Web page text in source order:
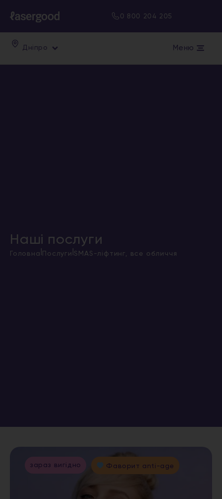
0 800 204 205
Дніпро Меню
Наші послуги
Головна Послуги SMAS-ліфтинг, все обличчя
зараз вигідно Фаворит anti-age